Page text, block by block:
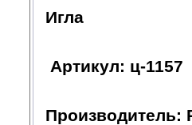
Игла
Артикул: ц-1157
Производитель: